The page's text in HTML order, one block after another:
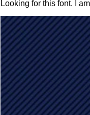
Looking for this font. I